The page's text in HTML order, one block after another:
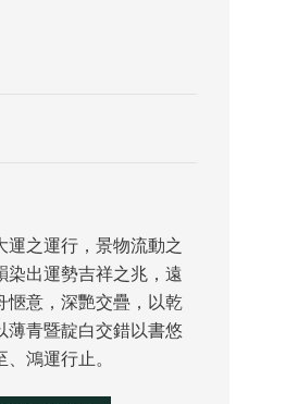
之運行，景物流動之
出運勢吉祥之兆，遠
愜意，深艷交疊，以乾
薄青暨靛白交錯以書悠
鴻運行止。